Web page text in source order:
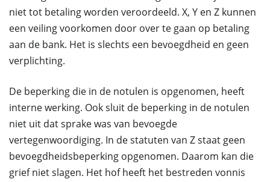
niet tot betaling worden veroordeeld. X, Y en Z kunnen
een veiling voorkomen door over te gaan op betaling
aan de bank. Het is slechts een bevoegdheid en geen
verplichting.
De beperking die in de notulen is opgenomen, heeft
interne werking. Ook sluit de beperking in de notulen
niet uit dat sprake was van bevoegde
vertegenwoordiging. In de statuten van Z staat geen
bevoegdheidsbeperking opgenomen. Daarom kan die
grief niet slagen. Het hof heeft het bestreden vonnis